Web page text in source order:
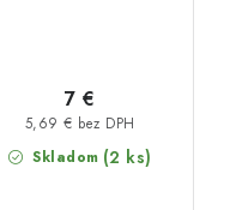
Skladom (2 ks)
5,69 € bez DPH
7 €